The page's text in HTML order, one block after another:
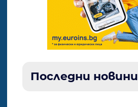
Последни новини